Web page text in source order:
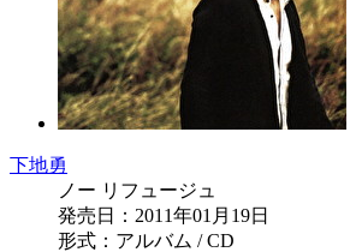
下地勇
ノー リフュージュ
発売日：2011年01月19日
形式：アルバム / CD